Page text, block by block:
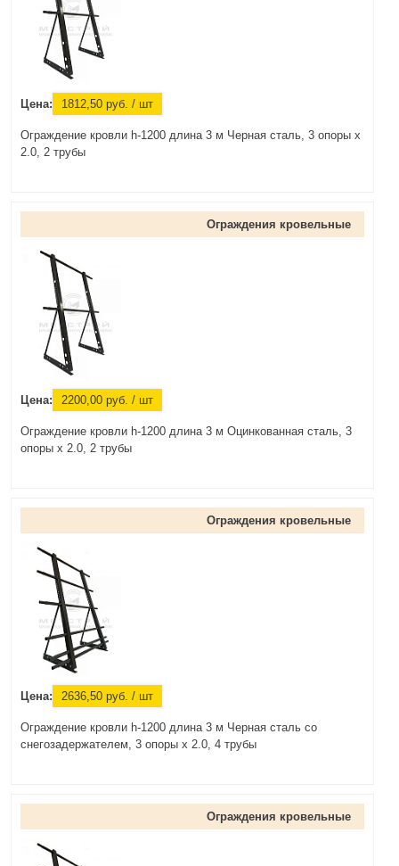
Цена: 1812,50 руб. / шт
Ограждение кровли h-1200 длина 3 м Черная сталь, 3 опоры х
2.0, 2 трубы
Ограждения кровельные
Цена: 2200,00 руб. / шт
Ограждение кровли h-1200 длина 3 м Оцинкованная сталь, 3
опоры х 2.0, 2 трубы
Ограждения кровельные
Цена: 2636,50 руб. / шт
Ограждение кровли h-1200 длина 3 м Черная сталь со
снегозадержателем, 3 опоры х 2.0, 4 трубы
Ограждения кровельные